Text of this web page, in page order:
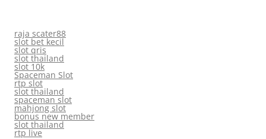
raja scater88
slot bet kecil
slot qris
slot thailand
slot 10k
Spaceman Slot
rtp slot
slot thailand
spaceman slot
mahjong slot
bonus new member
slot thailand
rtp live